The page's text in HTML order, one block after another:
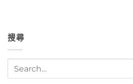
maken
in
搜尋